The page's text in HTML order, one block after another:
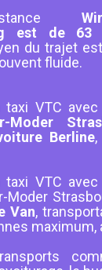
est de 63
du trajet
fluide.
VTC
Moder
Berline
VTC
Moder
Van,
maximum,